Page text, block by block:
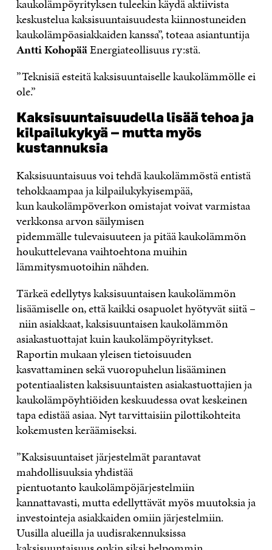
kaukolämpöyrityksen tuleekin käydä aktiivista
keskustelua kaksisuuntaisuudesta kiinnostuneiden
kaukolämpöasiakkaiden kanssa”, toteaa asiantuntija
Antti KohopääEnergiateollisuus ry:stä.
”Teknisiä esteitä kaksisuuntaiselle kaukolämmölle ei
ole.”
Kaksisuuntaisuudella lisää tehoa ja
kilpailukykyä – mutta myös
kustannuksia
Kaksisuuntaisuus voi tehdä kaukolämmöstä entistä
tehokkaampaa ja kilpailukykyisempää,
kun kaukolämpöverkon omistajat voivat varmistaa
verkkonsa arvon säilymisen
pidemmälle tulevaisuuteen ja pitää kaukolämmön
houkuttelevana vaihtoehtona muihin
lämmitysmuotoihin nähden.
Tärkeä edellytys kaksisuuntaisen kaukolämmön
lisäämiselle on, että kaikki osapuolet hyötyvät siitä –
niin asiakkaat, kaksisuuntaisen kaukolämmön
asiakastuottajat kuin kaukolämpöyritykset.
Raportin mukaan yleisen tietoisuuden
kasvattaminen sekä vuoropuhelun lisääminen
potentiaalisten kaksisuuntaisten asiakastuottajien ja
kaukolämpöyhtiöiden keskuudessa ovat keskeinen
tapa edistää asiaa. Nyt tarvittaisiin pilottikohteita
kokemusten keräämiseksi.
”Kaksisuuntaiset järjestelmät parantavat
mahdollisuuksia yhdistää
pientuotanto kaukolämpöjärjestelmiin
kannattavasti, mutta edellyttävät myös muutoksia ja
investointeja asiakkaiden omiin järjestelmiin.
Uusilla alueilla ja uudisrakennuksissa